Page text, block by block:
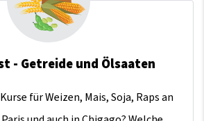
- Getreide und Ölsaaten
für Weizen, Mais, Soja, Raps an